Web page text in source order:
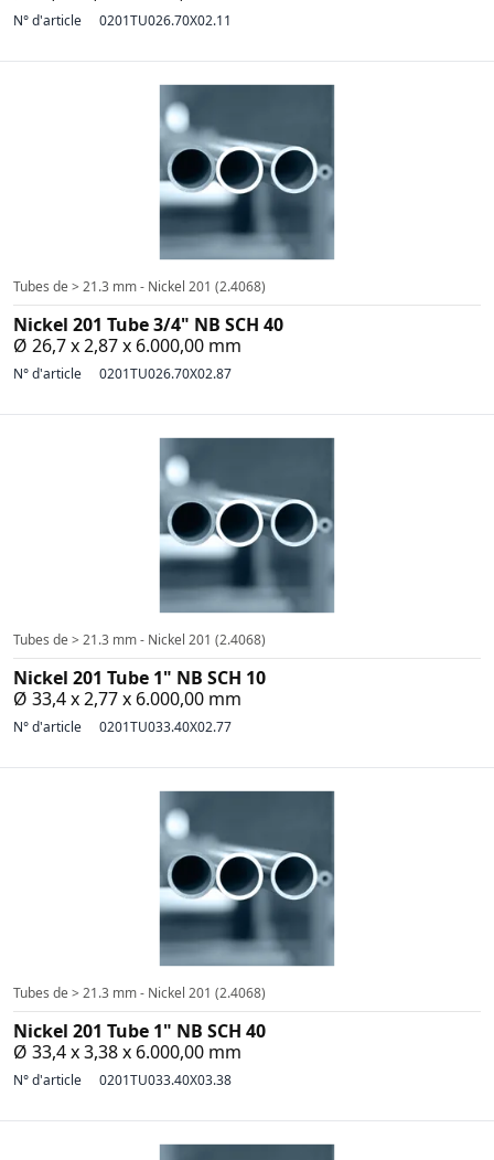
N° d'article 0201TU026.70X02.11
Tubes de > 21.3 mm - Nickel 201 (2.4068)
Nickel 201 Tube 3/4" NB SCH 40
Ø 26,7 x 2,87 x 6.000,00 mm
N° d'article 0201TU026.70X02.87
Tubes de > 21.3 mm - Nickel 201 (2.4068)
Nickel 201 Tube 1" NB SCH 10
Ø 33,4 x 2,77 x 6.000,00 mm
N° d'article 0201TU033.40X02.77
Tubes de > 21.3 mm - Nickel 201 (2.4068)
Nickel 201 Tube 1" NB SCH 40
Ø 33,4 x 3,38 x 6.000,00 mm
N° d'article 0201TU033.40X03.38